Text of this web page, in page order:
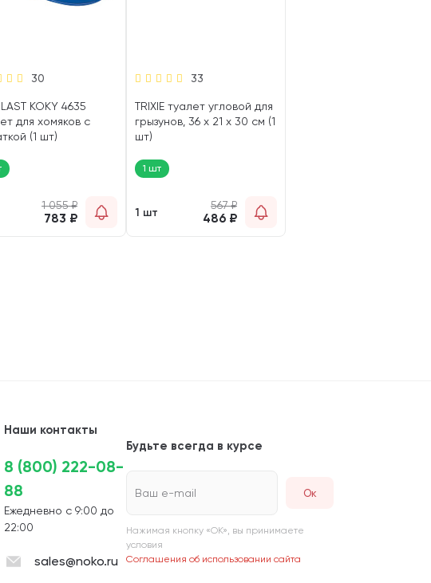
30
KOKY 4635
для хомяков с
(1 шт)
1 055₽
783 ₽
33
TRIXIE туалет угловой для
грызунов, 36 х 21 х 30 см (1
шт)
1 шт
1 шт
567₽
486 ₽
Наши контакты
8 (800) 222-08-
88
Ежедневно с 9:00 до
22:00
sales@noko.ru
Будьте всегда в курсе
Ваш e-mail
Нажимая кнопку «ОК», вы принимаете
условия
Соглашения об использовании сайта